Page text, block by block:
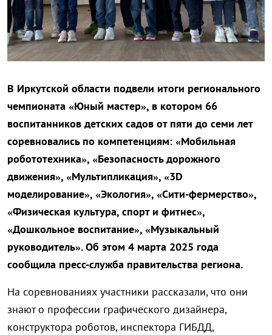
В Иркутской области подвели итоги регионального
чемпионата «Юный мастер», в котором 66
воспитанников детских садов от пяти до семи лет
соревновались по компетенциям: «Мобильная
робототехника», «Безопасность дорожного
движения», «Мультипликация», «3D
моделирование», «Экология», «Сити-фермерство»,
«Физическая культура, спорт и фитнес»,
«Дошкольное воспитание», «Музыкальный
руководитель». Об этом 4 марта 2025 года
сообщила пресс-служба правительства региона.
На соревнованиях участники рассказали, что они
знают о профессии графического дизайнера,
конструктора роботов, инспектора ГИБДД,